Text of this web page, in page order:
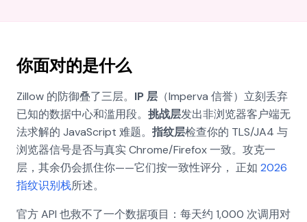
你面对的是什么
Zillow 的防御叠了三层。 IP 层 （Imperva 信誉）立刻丢弃
已知的数据中心和滥用段。 挑战层发出非浏览器客户端无
法求解的 JavaScript 难题。 指纹层检查你的 TLS/JA4 与
浏览器信号是否与真实 Chrome/Firefox 一致。攻克一
层，其余仍会抓住你——它们按一致性评分， 正如 2026
指纹识别栈所述。
官方 API 也救不了一个数据项目：每天约 1,000 次调用对